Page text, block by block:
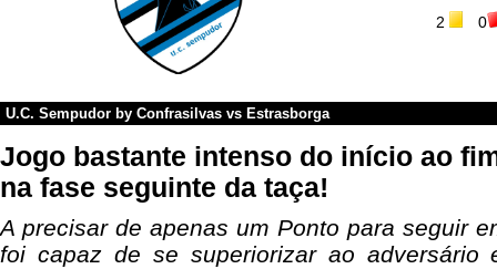
2 0
U.C. Sempudor by Confrasilvas vs Estrasborga
Jogo bastante intenso do início ao
na fase seguinte da taça!
A precisar de apenas um Ponto para seguir
foi capaz de se superiorizar ao